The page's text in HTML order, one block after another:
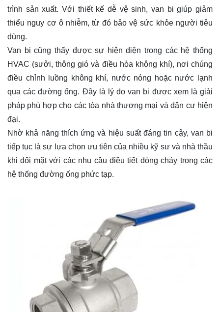
trình sản xuất. Với thiết kế dễ vệ sinh, van bi giúp giảm
thiểu nguy cơ ô nhiễm, từ đó bảo vệ sức khỏe người tiêu
dùng.
Van bi cũng thấy được sự hiện diện trong các hệ thống
HVAC (sưởi, thông gió và điều hòa không khí), nơi chúng
điều chỉnh luồng không khí, nước nóng hoặc nước lạnh
qua các đường ống. Đây là lý do van bi được xem là giải
pháp phù hợp cho các tòa nhà thương mại và dân cư hiện
đại.
Nhờ khả năng thích ứng và hiệu suất đáng tin cậy, van bi
tiếp tục là sự lựa chọn ưu tiên của nhiều kỹ sư và nhà thầu
khi đối mặt với các nhu cầu điều tiết dòng chảy trong các
hệ thống đường ống phức tạp.